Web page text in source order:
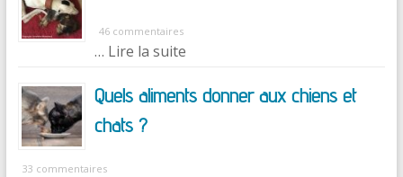
46 commentaires
… Lire la suite
Quels aliments donner aux chiens et
chats ?
33 commentaires